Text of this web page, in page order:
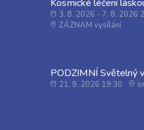
Kosmické léčení
3. 8. 2026 - 7. 8. 2026
ZÁZNAM vysílání
PODZIMNÍ Světelný
21. 9. 2026 19:30